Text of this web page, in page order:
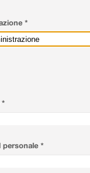
*
*
personale *